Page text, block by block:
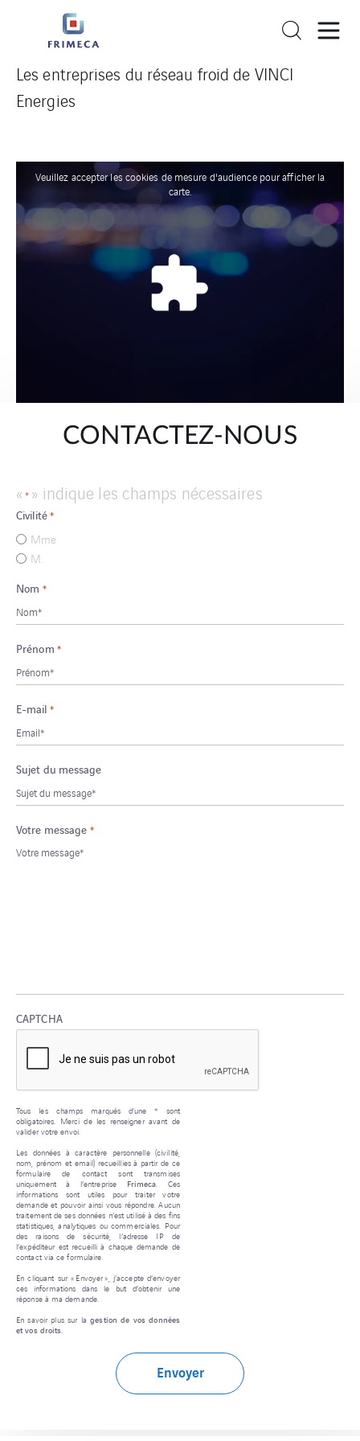
Les entreprises du réseau froid de VINCI
Energies
Veuillez accepter les cookies de mesure d'audience pour afficher la
carte.
CONTACTEZ-NOUS
«* » indique les champs nécessaires
Civilité*
Mme
M.
Nom *
Prénom *
E-mail *
Sujet du message
Votre message *
CAPTCHA
Tous les champs marqués d’une * sont
obligatoires. Merci de les renseigner avant de
valider votre envoi.
Les données à caractère personnelle (civilité,
nom, prénom et email) recueillies à partir de ce
formulaire de contact sont transmises
uniquement à l’entreprise Frimeca. Ces
informations sont utiles pour traiter votre
demande et pouvoir ainsi vous répondre. Aucun
traitement de ses données n’est utilisé à des fins
statistiques, analytiques ou commerciales. Pour
des raisons de sécurité, l’adresse IP de
l’expéditeur est recueilli à chaque demande de
contact via ce formulaire.
En cliquant sur « Envoyer », j’accepte d’envoyer
ces informations dans le but d’obtenir une
réponse à ma demande.
En savoir plus sur lagestion de vos données
et vos droits.